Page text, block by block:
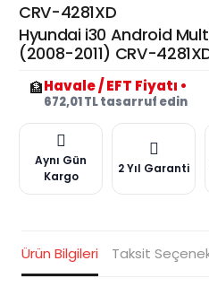
CRV-4281XD
Hyundai i30 Android
(2008-2011) CRV-
🏦Havale / EFT Fiyatı •
672,01 TL tasarruf edin
Aynı Gün
Kargo
2 Yıl Garanti
Ürün Bilgileri Taksit